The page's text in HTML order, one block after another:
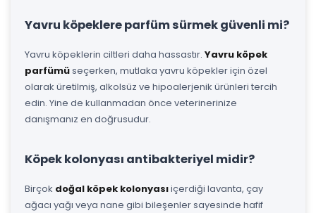
Yavru köpeklere parfüm sürmek güvenli mi?
Yavru köpeklerin ciltleri daha hassastır. Yavru köpek
parfümüseçerken, mutlaka yavru köpekler için özel
olarak üretilmiş, alkolsüz ve hipoalerjenik ürünleri tercih
edin. Yine de kullanmadan önce veterinerinize
danışmanız en doğrusudur.
Köpek kolonyası antibakteriyel midir?
Birçok doğal köpek kolonyasıiçerdiği lavanta, çay
ağacı yağı veya nane gibi bileşenler sayesinde hafif